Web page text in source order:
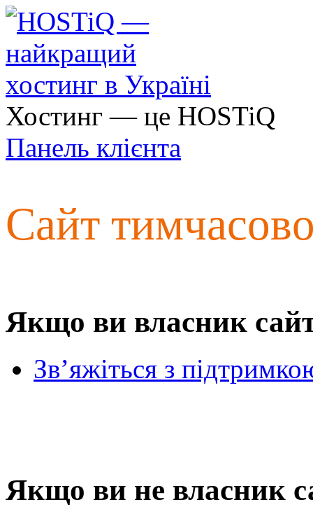
Хостинг — це HOSTiQ
Панель клієнта
Сайт
Якщо ви власник
Зв’яжіться з
Якщо ви не власник